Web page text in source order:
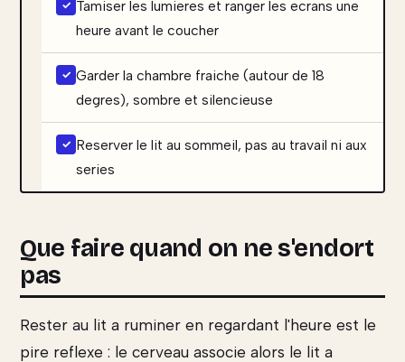
Tamiser les lumieres et ranger les ecrans une
heure avant le coucher
Garder la chambre fraiche (autour de 18
degres), sombre et silencieuse
Reserver le lit au sommeil, pas au travail ni aux
series
Que faire quand on ne s'endort
pas
Rester au lit a ruminer en regardant l'heure est le
pire reflexe : le cerveau associe alors le lit a